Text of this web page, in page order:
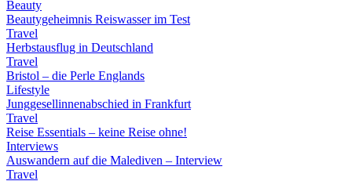
Beauty
Beautygeheimnis Reiswasser im Test
Travel
Herbstausflug in Deutschland
Travel
Bristol – die Perle Englands
Lifestyle
Junggesellinnenabschied in Frankfurt
Travel
Reise Essentials – keine Reise ohne!
Interviews
Auswandern auf die Malediven – Interview
Travel